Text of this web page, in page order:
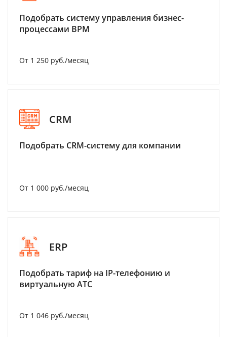
Подобрать систему управления бизнес-
процессами BPM
От 1 250 руб./месяц
CRM
Подобрать CRM-систему для компании
От 1 000 руб./месяц
ERP
Подобрать тариф на IP-телефонию и
виртуальную АТС
От 1 046 руб./месяц